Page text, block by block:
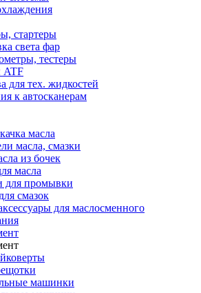
стартеры
света фар
тестеры
ATF
для тех. жидкостей
к автосканерам
масла
масла, смазки
из бочек
масла
для промывки
смазок
для маслосменного
машинки